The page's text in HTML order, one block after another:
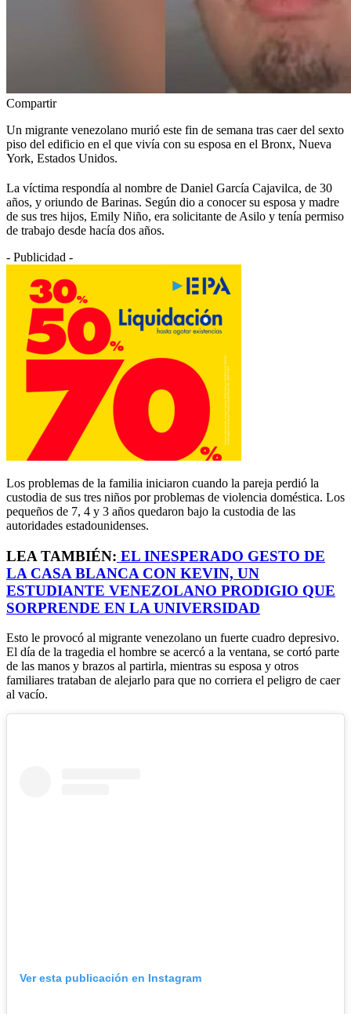
Compartir
Un migrante venezolano murió este fin de semana tras caer del sexto
piso del edificio en el que vivía con su esposa en el Bronx, Nueva
York, Estados Unidos.
La víctima respondía al nombre de Daniel García Cajavilca, de 30
años, y oriundo de Barinas. Según dio a conocer su esposa y madre
de sus tres hijos, Emily Niño, era solicitante de Asilo y tenía permiso
de trabajo desde hacía dos años.
- Publicidad -
Los problemas de la familia iniciaron cuando la pareja perdió la
custodia de sus tres niños por problemas de violencia doméstica. Los
pequeños de 7, 4 y 3 años quedaron bajo la custodia de las
autoridades estadounidenses.
LEA TAMBIÉN: EL INESPERADO GESTO DE
LA CASA BLANCA CON KEVIN, UN
ESTUDIANTE VENEZOLANO PRODIGIO QUE
SORPRENDE EN LA UNIVERSIDAD
Esto le provocó al migrante venezolano un fuerte cuadro depresivo.
El día de la tragedia el hombre se acercó a la ventana, se cortó parte
de las manos y brazos al partirla, mientras su esposa y otros
familiares trataban de alejarlo para que no corriera el peligro de caer
al vacío.
Ver esta publicación en Instagram